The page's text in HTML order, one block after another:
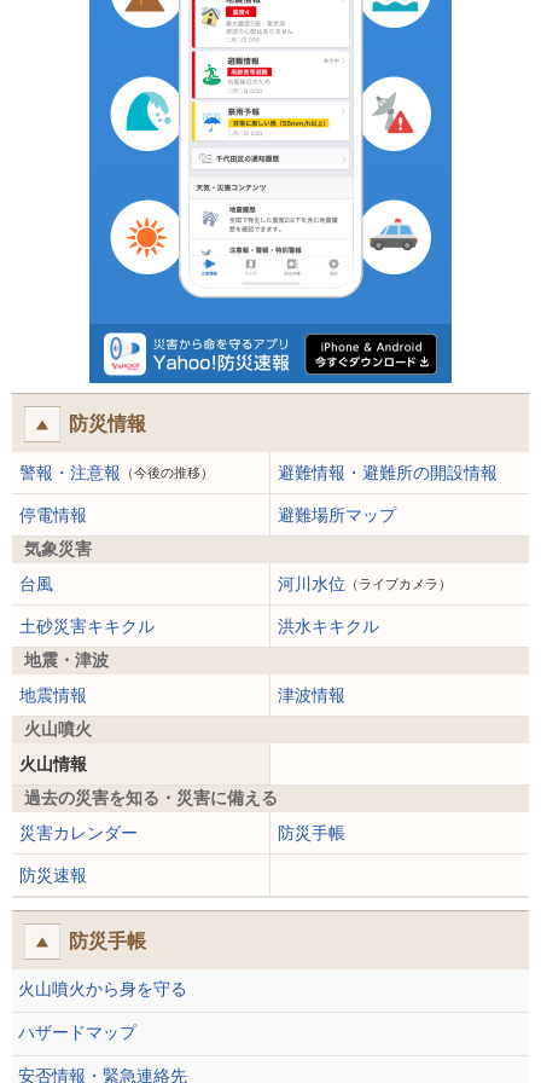
防災情報
警報・注意報 （今後の推移） 避難情報・避難所の開設情報
停電情報
避難場所マップ
気象災害
台風
河川水位 （ライブカメラ）
土砂災害キキクル
洪水キキクル
地震・津波
地震情報
津波情報
火山噴火
火山情報
過去の災害を知る・災害に備える
災害カレンダー
防災手帳
防災速報
防災手帳
火山噴火から身を守る
ハザードマップ
安否情報・緊急連絡先